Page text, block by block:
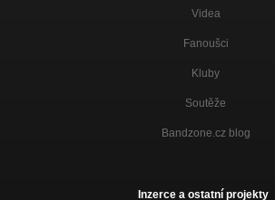
Videa
Fanoušci
Kluby
Soutěže
Bandzone.cz blog
Inzerce a ostatní projekty